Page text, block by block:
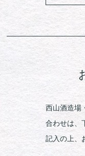
西山酒造場
合わせは、
記入の上、